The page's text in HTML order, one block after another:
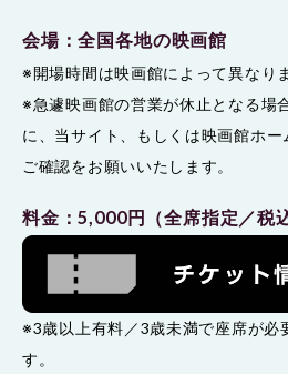
会場：全国各地の映画館
※開場時間は映画館によって異なり
※急遽映画館の営業が休止となる場
に、当サイト、もしくは映画館ホ
ご確認をお願いいたします。
料金：5,000円（全席指定／税
※3歳以上有料／3歳未満で座席が必
す。